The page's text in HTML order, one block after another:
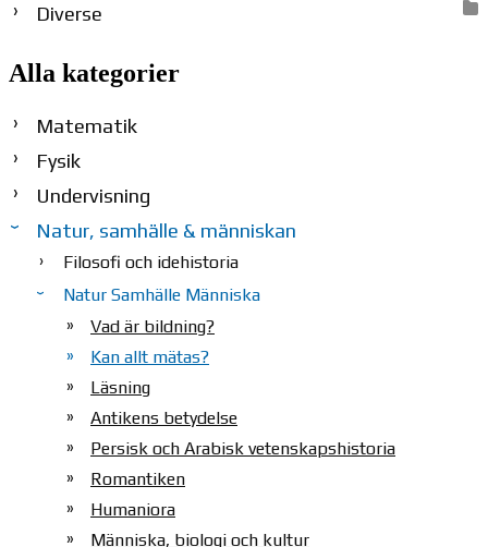
Diverse
Alla kategorier
Matematik
Fysik
Undervisning
Natur, samhälle & människan
Filosofi och idehistoria
Natur Samhälle Människa
Vad är bildning?
Kan allt mätas?
Läsning
Antikens betydelse
Persisk och Arabisk vetenskapshistoria
Romantiken
Humaniora
Människa, biologi och kultur